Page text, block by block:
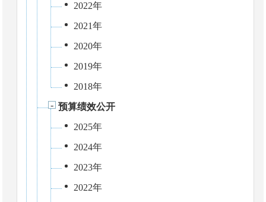
2022年
2021年
2020年
2019年
2018年
预算绩效公开
2025年
2024年
2023年
2022年